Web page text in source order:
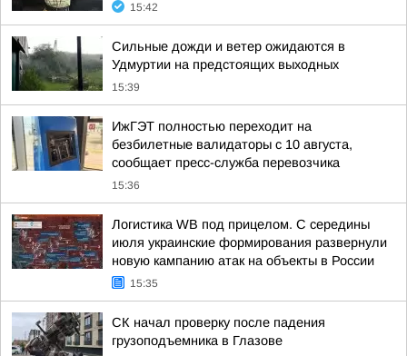
15:42
Сильные дожди и ветер ожидаются в
Удмуртии на предстоящих выходных
15:39
ИжГЭТ полностью переходит на
безбилетные валидаторы с 10 августа,
сообщает пресс-служба перевозчика
15:36
Логистика WB под прицелом. С середины
июля украинские формирования развернули
новую кампанию атак на объекты в России
15:35
СК начал проверку после падения
грузоподъемника в Глазове